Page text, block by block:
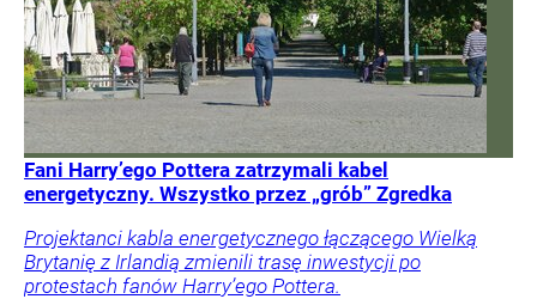
Fani Harry’ego Pottera zatrzymali kabel
energetyczny. Wszystko przez „grób” Zgredka
Projektanci kabla energetycznego łączącego Wielką
Brytanię z Irlandią zmienili trasę inwestycji po
protestach fanów Harry’ego Pottera.